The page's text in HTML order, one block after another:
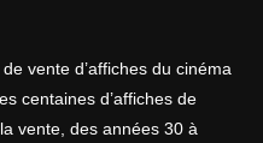
vente d’affiches du cinéma
centaines d’affiches de
vente, des années 30 à